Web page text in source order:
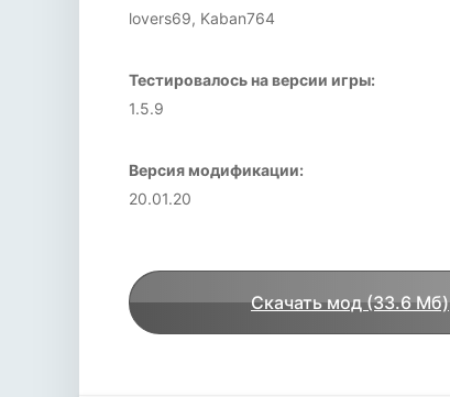
lovers69, Kaban764
Тестировалось на версии игры:
1.5.9
Версия модификации:
20.01.20
Скачать мод (33.6 Мб)